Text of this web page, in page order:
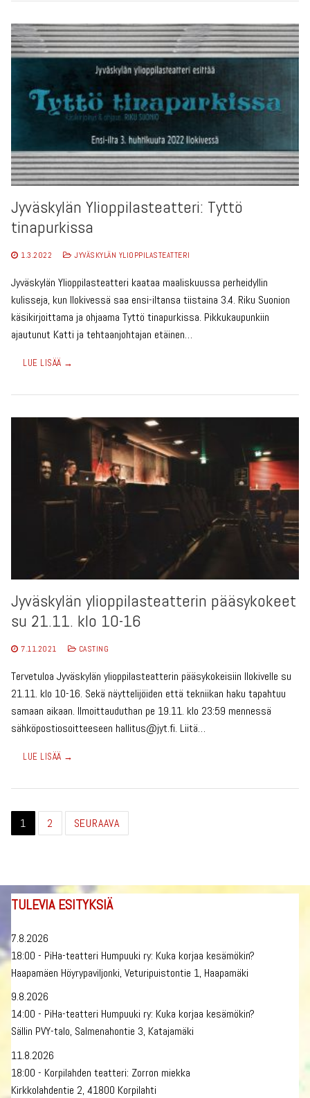
Jyväskylän Ylioppilasteatteri: Tyttö
tinapurkissa
1.3.2022 JYVÄSKYLÄN YLIOPPILASTEATTERI
Jyväskylän Ylioppilasteatteri kaataa maaliskuussa perheidyllin
kulisseja, kun Ilokivessä saa ensi-iltansa tiistaina 3.4. Riku Suonion
käsikirjoittama ja ohjaama Tyttö tinapurkissa. Pikkukaupunkiin
ajautunut Katti ja tehtaanjohtajan etäinen…
LUE LISÄÄ →
Jyväskylän ylioppilasteatterin pääsykokeet
su 21.11. klo 10-16
7.11.2021 CASTING
Tervetuloa Jyväskylän ylioppilasteatterin pääsykokeisiin Ilokivelle su
21.11. klo 10-16. Sekä näyttelijöiden että tekniikan haku tapahtuu
samaan aikaan. Ilmoittauduthan pe 19.11. klo 23:59 mennessä
sähköpostiosoitteeseen hallitus@jyt.fi. Liitä…
LUE LISÄÄ →
Artikkelien
1 2 SEURAAVA
TULEVIA ESITYKSIÄ
7.8.2026
18:00 - PiHa-teatteri Humpuuki ry: Kuka korjaa kesämökin?
Haapamäen Höyrypaviljonki, Veturipuistontie 1, Haapamäki
9.8.2026
14:00 - PiHa-teatteri Humpuuki ry: Kuka korjaa kesämökin?
Sällin PVY-talo, Salmenahontie 3, Katajamäki
11.8.2026
18:00 - Korpilahden teatteri: Zorron miekka
Kirkkolahdentie 2, 41800 Korpilahti